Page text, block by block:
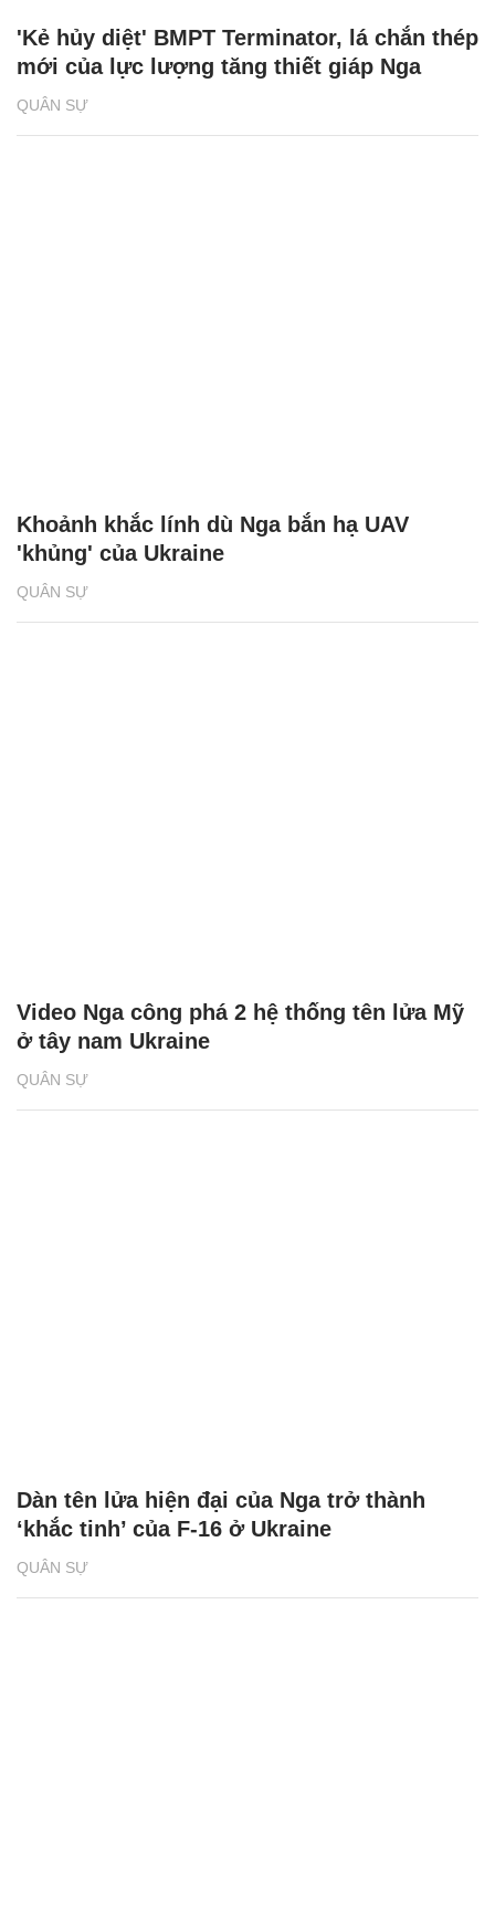
QUÂN SỰ
'Kẻ hủy diệt' BMPT Terminator, lá chắn thép
mới của lực lượng tăng thiết giáp Nga
QUÂN SỰ
Khoảnh khắc lính dù Nga bắn hạ UAV
'khủng' của Ukraine
QUÂN SỰ
Video Nga công phá 2 hệ thống tên lửa Mỹ
ở tây nam Ukraine
QUÂN SỰ
Dàn tên lửa hiện đại của Nga trở thành
‘khắc tinh’ của F-16 ở Ukraine